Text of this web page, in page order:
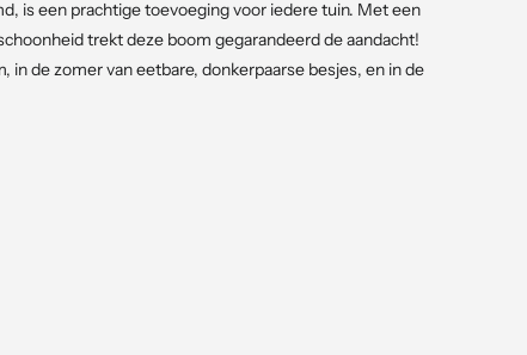
is een prachtige toevoeging voor iedere tuin. Met een
trekt deze boom gegarandeerd de aandacht!
in de zomer van eetbare, donkerpaarse besjes, en in de